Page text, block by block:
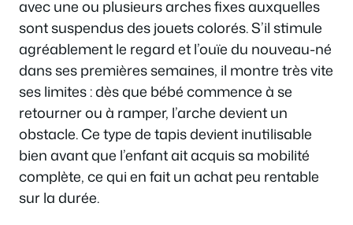
avec une ou plusieurs arches fixes auxquelles
sont suspendus des jouets colorés. S’il stimule
agréablement le regard et l’ouïe du nouveau-né
dans ses premières semaines, il montre très vite
ses limites : dès que bébé commence à se
retourner ou à ramper, l’arche devient un
obstacle. Ce type de tapis devient inutilisable
bien avant que l’enfant ait acquis sa mobilité
complète, ce qui en fait un achat peu rentable
sur la durée.